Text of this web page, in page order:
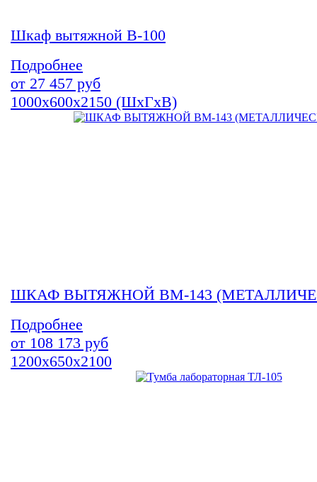
Шкаф вытяжной В-100
Подробнее
от 27 457 руб
1000х600х2150 (ШхГхВ)
ШКАФ ВЫТЯЖНОЙ ВМ-143
Подробнее
от 108 173 руб
1200х650х2100